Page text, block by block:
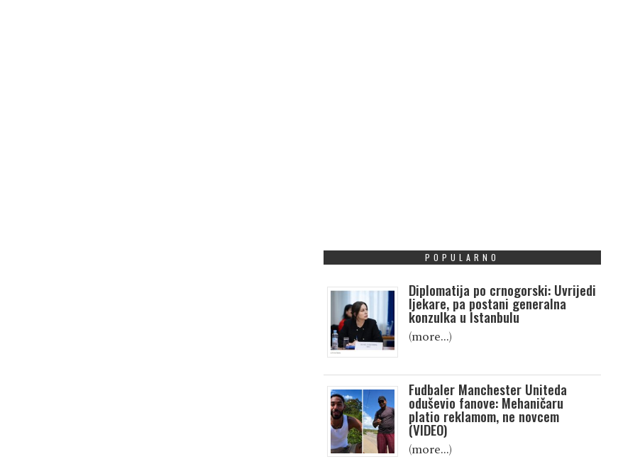
POPULARNO
Diplomatija po crnogorski: Uvrijedi
ljekare, pa postani generalna
konzulka u Istanbulu
(more…)
Fudbaler Manchester Uniteda
oduševio fanove: Mehaničaru
platio reklamom, ne novcem
(VIDEO)
(more…)